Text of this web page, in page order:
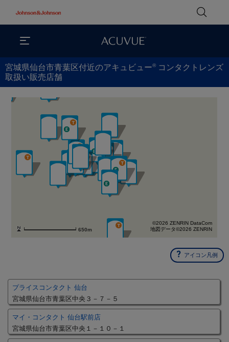
宮城県仙台市青葉区付近のアキュビュー® コンタクトレンズ
取扱い販売店舗
650m
©2026 ZENRIN DataCom
地図データ©2026 ZENRIN
アイコン凡例
プライスコンタクト 仙台
宮城県仙台市青葉区中央３－７－５
マイ・コンタクト 仙台駅前店
宮城県仙台市青葉区中央１－１０－１